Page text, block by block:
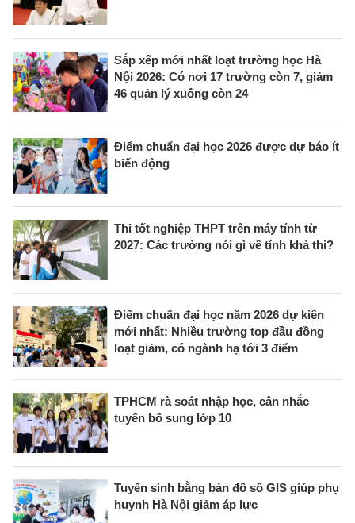
Sắp xếp mới nhất loạt trường học Hà
Nội 2026: Có nơi 17 trường còn 7, giảm
46 quản lý xuống còn 24
Điểm chuẩn đại học 2026 được dự báo ít
biến động
Thi tốt nghiệp THPT trên máy tính từ
2027: Các trường nói gì về tính khả thi?
Điểm chuẩn đại học năm 2026 dự kiến
mới nhất: Nhiều trường top đầu đồng
loạt giảm, có ngành hạ tới 3 điểm
TPHCM rà soát nhập học, cân nhắc
tuyển bổ sung lớp 10
Tuyển sinh bằng bản đồ số GIS giúp phụ
huynh Hà Nội giảm áp lực